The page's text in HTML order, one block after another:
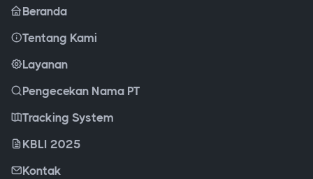
Beranda
Tentang Kami
Layanan
Pengecekan Nama PT
Tracking System
KBLI 2025
Kontak